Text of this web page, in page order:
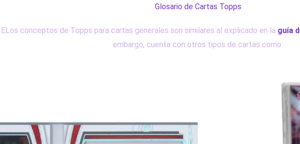
Glosario de Cartas Topps
ELos conceptos de Topps para cartas generales son similares al explicado en la guía
embargo, cuenta con otros tipos de cartas como: